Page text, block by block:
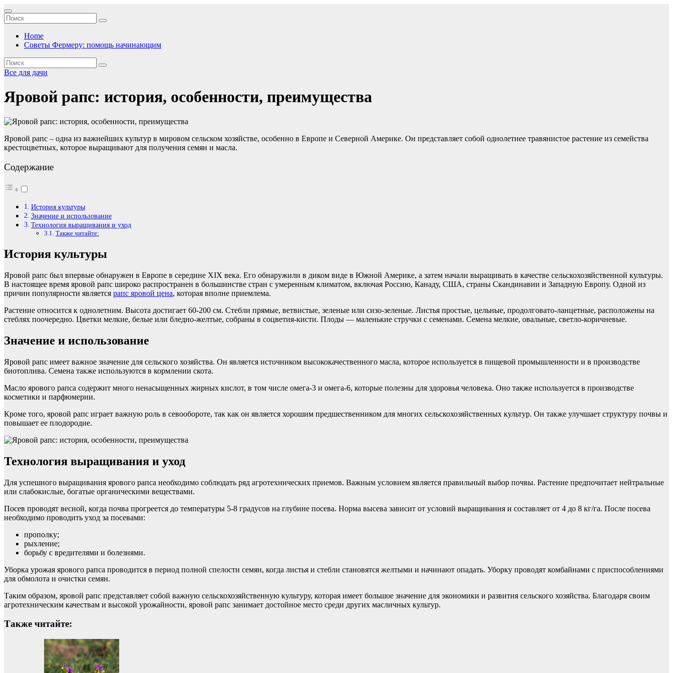
Перейти
к
содержимому
Home
Советы Фермеру: помощь начинающим
Все для дачи
Яровой рапс: история, особенности, преимущества
Яровой рапс – одна из важнейших культур в мировом сельском хозяйстве, особенно в Европе и Северной Америке. Он представляет собой однолетнее травянистое растение из семейства
крестоцветных, которое выращивают для получения семян и масла.
Содержание
История культуры
Значение и использование
Технология выращивания и уход
Также читайте:
История культуры
Яровой рапс был впервые обнаружен в Европе в середине XIX века. Его обнаружили в диком виде в Южной Америке, а затем начали выращивать в качестве сельскохозяйственной культуры.
В настоящее время яровой рапс широко распространен в большинстве стран с умеренным климатом, включая Россию, Канаду, США, страны Скандинавии и Западную Европу. Одной из
причин популярности является рапс яровой цена, которая вполне приемлема.
Растение относится к однолетним. Высота достигает 60-200 см. Стебли прямые, ветвистые, зеленые или сизо-зеленые. Листья простые, цельные, продолговато-ланцетные, расположены на
стеблях поочередно. Цветки мелкие, белые или бледно-желтые, собраны в соцветия-кисти. Плоды — маленькие стручки с семенами. Семена мелкие, овальные, светло-коричневые.
Значение и использование
Яровой рапс имеет важное значение для сельского хозяйства. Он является источником высококачественного масла, которое используется в пищевой промышленности и в производстве
биотоплива. Семена также используются в кормлении скота.
Масло ярового рапса содержит много ненасыщенных жирных кислот, в том числе омега-3 и омега-6, которые полезны для здоровья человека. Оно также используется в производстве
косметики и парфюмерии.
Кроме того, яровой рапс играет важную роль в севообороте, так как он является хорошим предшественником для многих сельскохозяйственных культур. Он также улучшает структуру почвы и
повышает ее плодородие.
Технология выращивания и уход
Для успешного выращивания ярового рапса необходимо соблюдать ряд агротехнических приемов. Важным условием является правильный выбор почвы. Растение предпочитает нейтральные
или слабокислые, богатые органическими веществами.
Посев проводят весной, когда почва прогреется до температуры 5-8 градусов на глубине посева. Норма высева зависит от условий выращивания и составляет от 4 до 8 кг/га. После посева
необходимо проводить уход за посевами:
прополку;
рыхление;
борьбу с вредителями и болезнями.
Уборка урожая ярового рапса проводится в период полной спелости семян, когда листья и стебли становятся желтыми и начинают опадать. Уборку проводят комбайнами с приспособлениями
для обмолота и очистки семян.
Таким образом, яровой рапс представляет собой важную сельскохозяйственную культуру, которая имеет большое значение для экономики и развития сельского хозяйства. Благодаря своим
агротехническим качествам и высокой урожайности, яровой рапс занимает достойное место среди других масличных культур.
Также читайте: